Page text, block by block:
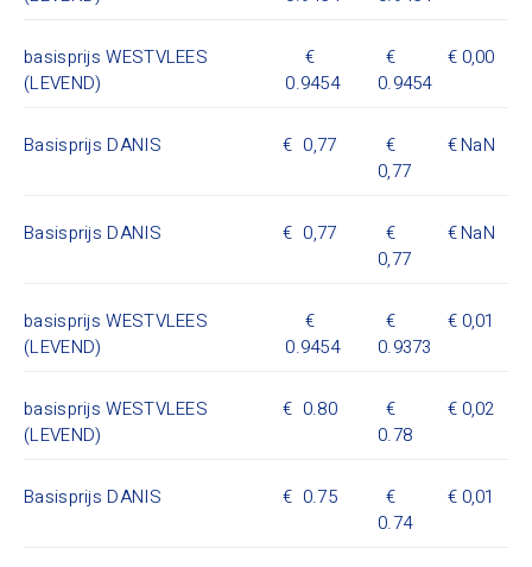
basisprijs WESTVLEES
(LEVEND)
0.9454 0.9454
0,00
Basisprijs DANIS
0,77
0,77
NaN
Basisprijs DANIS
0,77
0,77
NaN
basisprijs WESTVLEES
(LEVEND)
0.9454 0.9373
0,01
basisprijs WESTVLEES
(LEVEND)
0.80
0.78
0,02
Basisprijs DANIS
0.75
0.74
0,01